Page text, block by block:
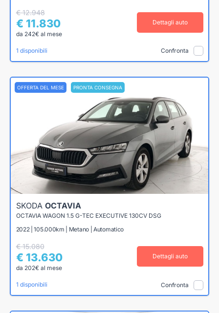
€ 12.948
€ 11.830
da 242€ al mese
Dettagli auto
1 disponibili Confronta
OFFERTA DEL MESE PRONTA CONSEGNA
SKODA OCTAVIA
OCTAVIA WAGON 1.5 G-TEC EXECUTIVE 130CV DSG
2022 | 105.000km | Metano | Automatico
€ 15.080
€ 13.630
da 202€ al mese
Dettagli auto
1 disponibili Confronta